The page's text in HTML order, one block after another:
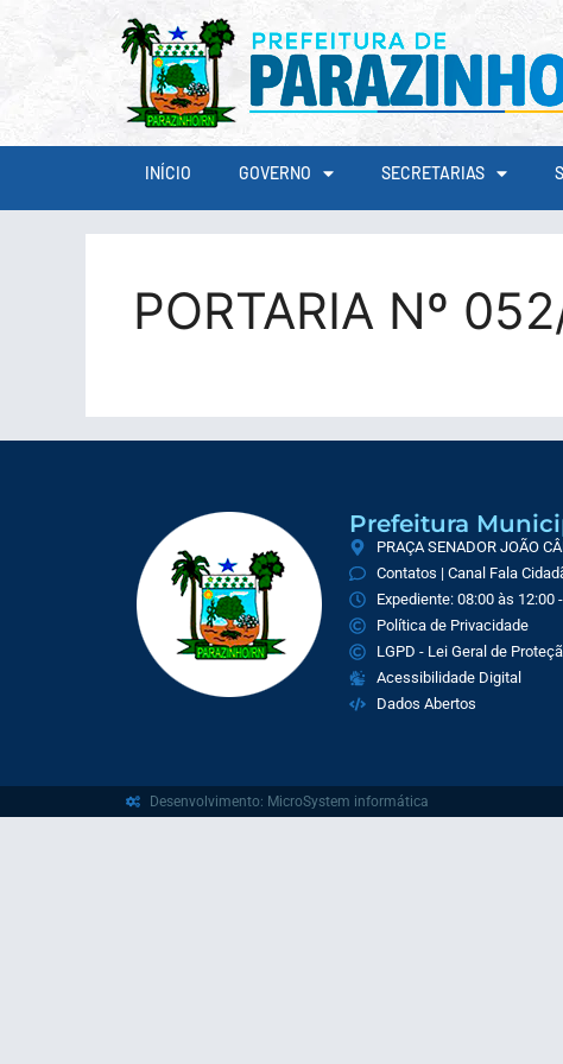
INÍCIO GOVERNO SECRETARIAS
PORTARIA Nº
Prefeitura
PRAÇA SENADOR JOÃO
Contatos | Canal Fala
Expediente: 08:00 às 12:00
Política de Privacidade
LGPD - Lei Geral de
Acessibilidade Digital
Dados Abertos
Desenvolvimento: MicroSystem informática